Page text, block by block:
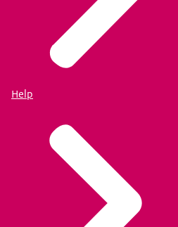
Help